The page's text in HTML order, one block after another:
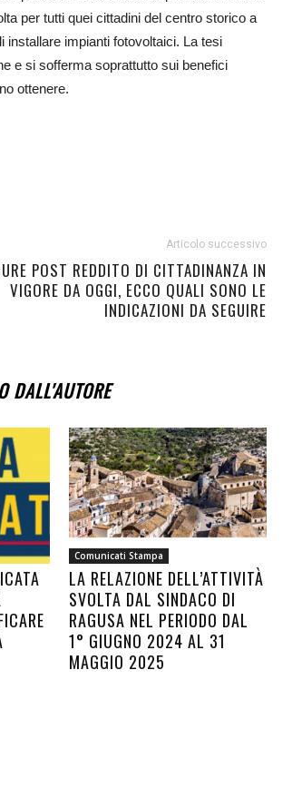
per tutti quei cittadini del centro storico a
impianti fotovoltaici. La tesi
e si sofferma soprattutto sui benefici
ottenere.
Articolo successivo
POST REDDITO DI CITTADINANZA IN
VIGORE DA OGGI, ECCO QUALI SONO LE
INDICAZIONI DA SEGUIRE
DALL'AUTORE
Comunicati Stampa
LA RELAZIONE DELL’ATTIVITÀ
SVOLTA DAL SINDACO DI
RAGUSA NEL PERIODO DAL
1° GIUGNO 2024 AL 31
MAGGIO 2025